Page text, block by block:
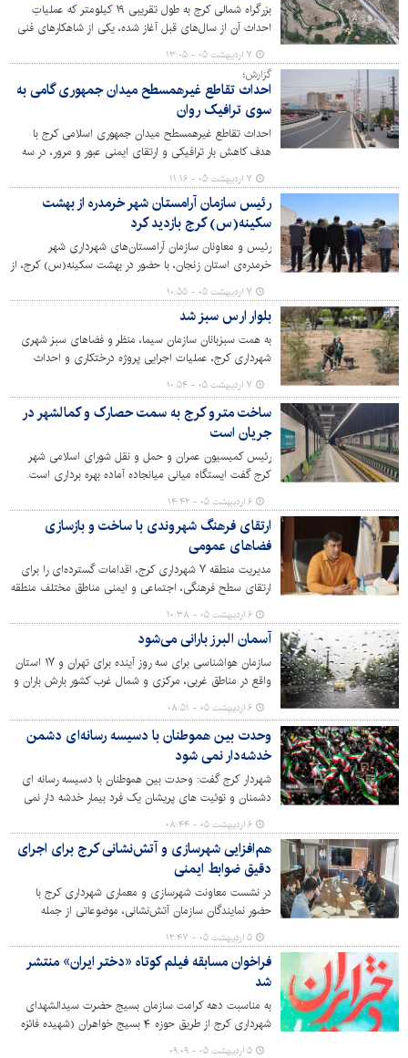
بزرگراه شمالی کرج به طول تقریبی ۱۹ کیلومتر که عملیاتِ
احداث آن از سال‌های قبل آغاز شده، یکی از شاهکارهای فنی
و مهندسی بومی و ایرانی به شمار می‌رود که نمادی از توسعه و
آبادانی در البرز و کشور در سخت‌ترین شرایط تحریم‌ها و رکود
درآمدی به شمار می‌رود.
۷ اردیبهشت ۰۵ - ۱۳:۰۵
گزارش؛
احداث تقاطع غیرهمسطح میدان جمهوری گامی به
سوی ترافیک روان
احداث تقاطع غیرهمسطح میدان جمهوری اسلامی کرج با
هدف کاهش بار ترافیکی و ارتقای ایمنی عبور و مرور، در سه
سطح همسطح، زیرگذر و روگذر اجرایی شد. این پروژه از
طرح‌های زیرساختی بزرگ شهر با مجموع طول ۹۰۰ متر به شمار
می‌رود و مراحل مختلف طراحی، رفع معارضات و آماده‌سازی
مسیر آن با سرعت قابل توجهی انجام شده و در اختیار
شهروندان قرار گرفته است.
۷ اردیبهشت ۰۵ - ۱۱:۱۶
رئیس سازمان آرامستان شهر خرمدره از بهشت
سکینه(س) کرج بازدید کرد
رئیس و معاونان سازمان آرامستان‌های شهرداری شهر
خرمدره‌ی استان زنجان، با حضور در بهشت سکینه(س) کرج، از
بخش های مختلف این آرامستان بازدید کردند.
۷ اردیبهشت ۰۵ - ۱۰:۵۵
بلوار ارس سبز شد
به همت سبزبانان سازمان سیما، منظر و فضاهای سبز شهری
شهرداری کرج، عملیات اجرایی پروژه درختکاری و احداث
فضای سبز حاشیه شرقی بلوار ارس در محدوده پل جمهوری
تکمیل شد.
۷ اردیبهشت ۰۵ - ۱۰:۵۴
ساخت مترو کرج به سمت حصارک و کمالشهر در
جریان است
رئیس کمیسیون عمران و حمل و نقل شورای اسلامی شهر
کرج گفت ایستگاه میانی میانجاده آماده بهره برداری است.
۶ اردیبهشت ۰۵ - ۱۴:۴۲
ارتقای فرهنگ شهروندی با ساخت و بازسازی
فضاهای عمومی
مدیریت منطقه ۷ شهرداری کرج، اقدامات گسترده‌ای را برای
ارتقای سطح فرهنگی، اجتماعی و ایمنی مناطق مختلف منطقه
آغاز کرده است. از جمله این اقدامات ساخت و تکمیل سرای
محله در رجایی‌شهر و بهسازی پارک‌ها و فضای سبز شهری‌ست
که با هدف اصلی ایجاد فضاهای ایمن و تفریحی برای
بهره‌برداری همه گروه‌های سنی اجرا شده یا در حال انجام
است.
۶ اردیبهشت ۰۵ - ۱۰:۳۸
آسمان البرز بارانی می‌شود
سازمان هواشناسی برای سه روز آینده برای تهران و ۱۷ استان
واقع در مناطق غربی، مرکزی و شمال غرب کشور بارش باران و
رعد و برق پیش بینی کرد.
۶ اردیبهشت ۰۵ - ۰۸:۵۱
وحدت بین هموطنان با دسیسه رسانه‌ای دشمن
خدشه‌دار نمی شود
شهردار کرج گفت: وحدت بین هموطنان با دسیسه رسانه ای
دشمنان و توئیت های پریشان یک فرد بیمار خدشه دار نمی
شود و واقعیتی که در اجتماعات باشکوه اعلام بیعت با رهبر
سوم انقلاب اسلامی نمودار است، پیوند عمیق مردم و
حاکمیت با ریسمان وحدت بخش «ولایت فقیه» می باشد.
۶ اردیبهشت ۰۵ - ۰۸:۴۴
هم‌افزایی شهرسازی و آتش‌نشانی کرج برای اجرای
دقیق ضوابط ایمنی
در نشست معاونت شهرسازی و معماری شهرداری کرج با
حضور نمایندگان سازمان آتش‌نشانی، موضوعاتی از جمله
استقرار نمایندگان این سازمان در مناطق ده‌گانه، تدوین ضوابط
پایان‌کار ساختمان‌ها و نحوه جانمایی پلکان در بافت‌های
فرسوده مورد بررسی و تصمیم‌گیری قرار گرفت.
۵ اردیبهشت ۰۵ - ۱۲:۴۷
فراخوان مسابقه فیلم کوتاه «دختر ایران» منتشر
شد
به مناسبت دهه کرامت سازمان بسیج حضرت سیدالشهدای
شهرداری کرج از طریق حوزه ۴ بسیج خواهران (شهیده فائزه
رحیمی) مسابقه فیلم کوتاه برگزار می‌کند.
۵ اردیبهشت ۰۵ - ۰۹:۰۹